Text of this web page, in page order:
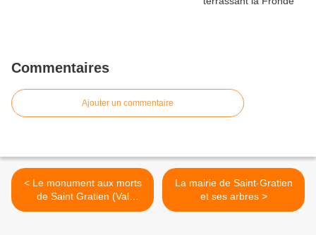
Commentaires
Ajouter un commentaire
< Le monument aux morts
de Saint Gratien (Val
d'Oise)
La mairie de Saint-Gratien
et ses arbres >